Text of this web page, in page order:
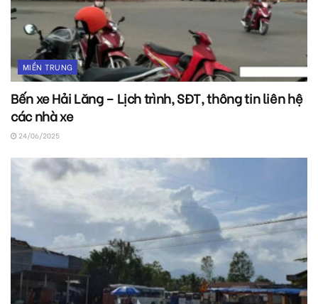
MIỀN TRUNG
Bến xe Hải Lăng – Lịch trình, SĐT, thông tin liên hệ
các nhà xe
24/06/2025